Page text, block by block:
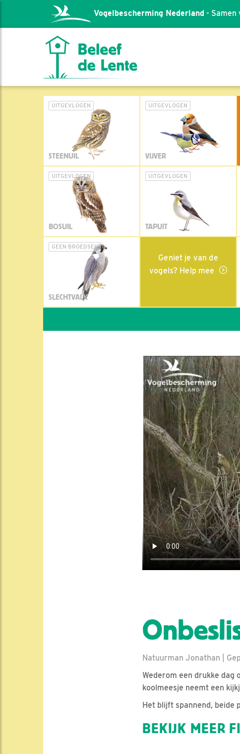
Vogelbescherming Nederland - Samen
UITGEVLOGEN
STEENUIL
UITGEVLOGEN
VIJVER
UITGEVLOGEN
BOSUIL
UITGEVLOGEN
TAPUIT
GEEN BROEDSEL
SLECHTVALK
Geniet je van de
vogels? Help mee
Natuurman Jonathan |
Wederom een drukke dag
koolmeesje neemt een
Het blijft spannend, beide
BEKIJK MEER